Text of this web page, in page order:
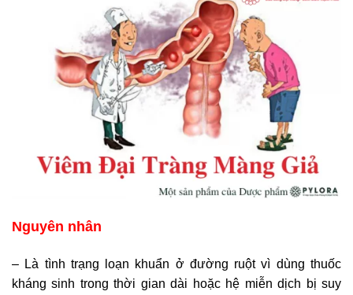
Nguyên nhân
– Là tình trạng loạn khuẩn ở đường ruột vì dùng thuốc
kháng sinh trong thời gian dài hoặc hệ miễn dịch bị suy